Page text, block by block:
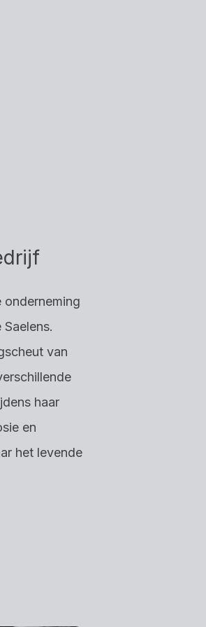
onderneming
van
haar
en
het levende